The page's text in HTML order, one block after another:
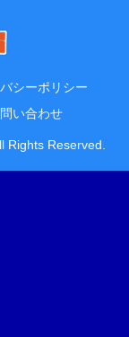
シーポリシー
い合わせ
Rights Reserved.